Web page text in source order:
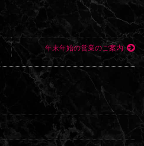
年末年始の営業のご案内